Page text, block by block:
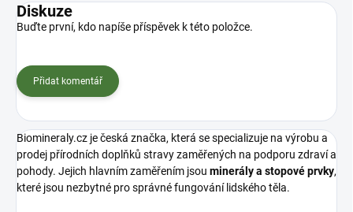
Diskuze
Buďte první, kdo napíše příspěvek k této položce.
Přidat komentář
Biomineraly.cz je česká značka, která se specializuje na výrobu a
prodej přírodních doplňků stravy zaměřených na podporu zdraví a
pohody. Jejich hlavním zaměřením jsou minerály a stopové prvky,
které jsou nezbytné pro správné fungování lidského těla.